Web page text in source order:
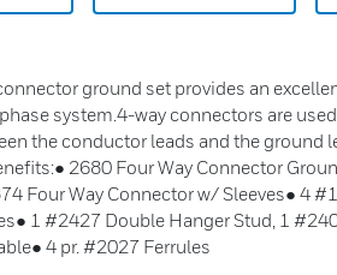
ground set provides an
system.4-way connectors are
the conductor leads and the ground
2680 Four Way Connector
Four Way Connector w/ Sleeves● 4
1 #2427 Double Hanger Stud, 1
4 pr. #2027 Ferrules